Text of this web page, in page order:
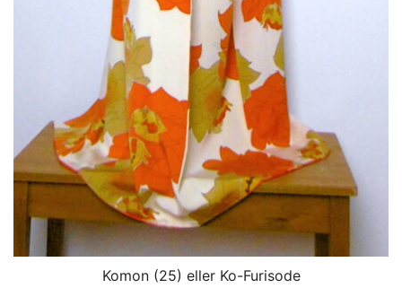
Komon (25) eller Ko-Furisode